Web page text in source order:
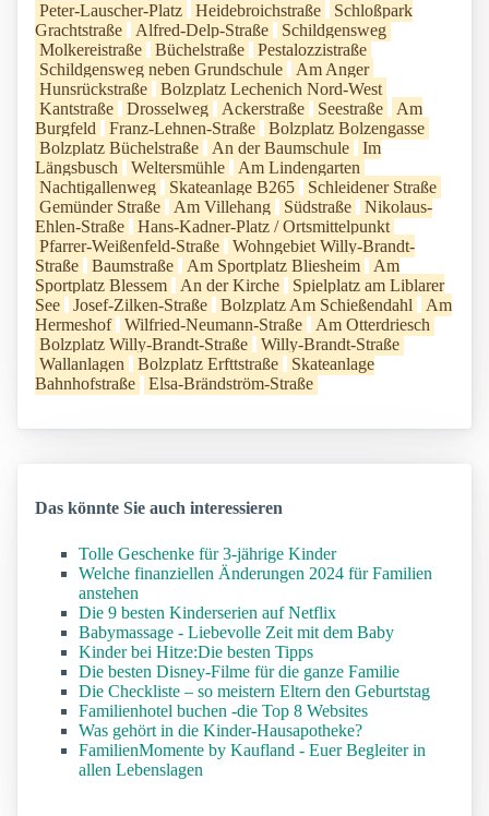
Peter-Lauscher-Platz Heidebroichstraße
Schloßpark
Grachtstraße
Alfred-Delp-Straße
Schildgensweg
Molkereistraße
Büchelstraße
Pestalozzistraße
Schildgensweg neben Grundschule
Am Anger
Hunsrückstraße
Bolzplatz Lechenich Nord-West
Kantstraße
Drosselweg Ackerstraße Seestraße
Am
Burgfeld
Franz-Lehnen-Straße
Bolzplatz Bolzengasse
Bolzplatz Büchelstraße
An der Baumschule
Im
Längsbusch
Weltersmühle
Am Lindengarten
Nachtigallenweg
Skateanlage B265
Schleidener Straße
Gemünder Straße
Am Villehang Südstraße
Nikolaus-
Ehlen-Straße
Hans-Kadner-Platz / Ortsmittelpunkt
Pfarrer-Weißenfeld-Straße
Wohngebiet Willy-Brandt-
Straße
Baumstraße Am Sportplatz Bliesheim
Am
Sportplatz Blessem
An der Kirche
Spielplatz am Liblarer
See
Josef-Zilken-Straße Bolzplatz Am Schießendahl
Am
Hermeshof
Wilfried-Neumann-Straße
Am Otterdriesch
Bolzplatz Willy-Brandt-Straße
Willy-Brandt-Straße
Wallanlagen
Bolzplatz Erfttstraße
Skateanlage
Bahnhofstraße
Elsa-Brändström-Straße
Das könnte Sie auch interessieren
Tolle Geschenke für 3-jährige Kinder
Welche finanziellen Änderungen 2024 für Familien
anstehen
Die 9 besten Kinderserien auf Netflix
Babymassage - Liebevolle Zeit mit dem Baby
Kinder bei Hitze:Die besten Tipps
Die besten Disney-Filme für die ganze Familie
Die Checkliste – so meistern Eltern den Geburtstag
Familienhotel buchen -die Top 8 Websites
Was gehört in die Kinder-Hausapotheke?
FamilienMomente by Kaufland - Euer Begleiter in
allen Lebenslagen